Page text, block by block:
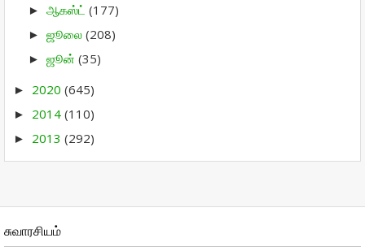
► ஆகஸ்ட் (177)
► ஜூலை (208)
► ஜூன் (35)
► 2020 (645)
► 2014 (110)
► 2013 (292)
சுவாரசியம்